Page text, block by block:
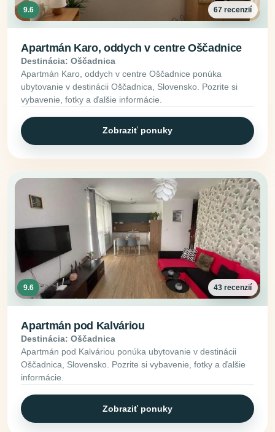
9.6 67 recenzií
Apartmán Karo, oddych v centre Oščadnice
Destinácia: Oščadnica
Apartmán Karo, oddych v centre Oščadnice ponúka
ubytovanie v destinácii Oščadnica, Slovensko. Pozrite si
vybavenie, fotky a ďalšie informácie.
Zobraziť ponuky
9.6 43 recenzií
Apartmán pod Kalváriou
Destinácia: Oščadnica
Apartmán pod Kalváriou ponúka ubytovanie v destinácii
Oščadnica, Slovensko. Pozrite si vybavenie, fotky a ďalšie
informácie.
Zobraziť ponuky